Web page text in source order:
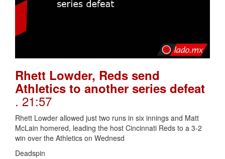
Rhett Lowder, Reds send
Athletics to another series defeat
. 21:57
Rhett Lowder allowed just two runs in six innings and Matt
McLain homered, leading the host Cincinnati Reds to a 3-2
win over the Athletics on Wednesd
Deadspin